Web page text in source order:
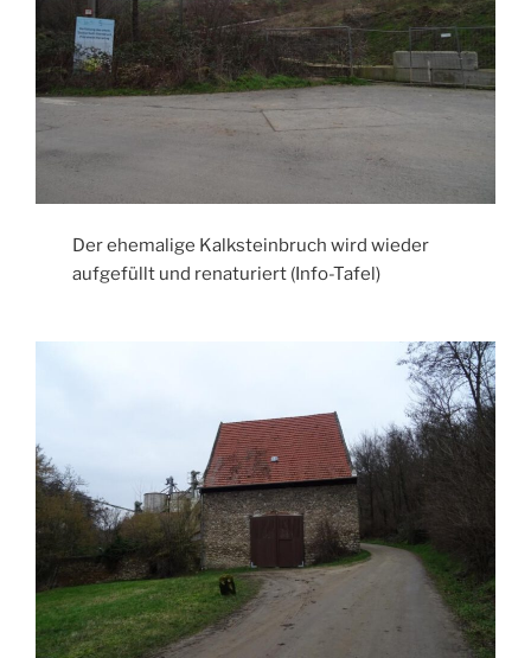
Der ehemalige Kalksteinbruch wird wieder
aufgefüllt und renaturiert (Info-Tafel)